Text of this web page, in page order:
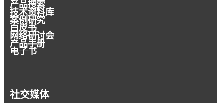
产品搜索
技术资料库
案例研究
白皮书
网络研讨会
产品手册
电子书
社交媒体